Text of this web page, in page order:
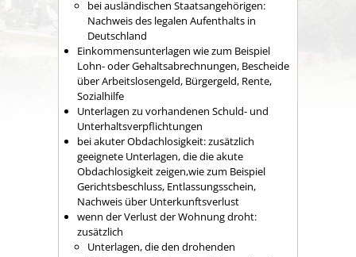
bei ausländischen Staatsangehörigen:
Nachweis des legalen Aufenthalts in
Deutschland
Einkommensunterlagen wie zum Beispiel
Lohn- oder Gehaltsabrechnungen, Bescheide
über Arbeitslosengeld, Bürgergeld, Rente,
Sozialhilfe
Unterlagen zu vorhandenen Schuld- und
Unterhaltsverpflichtungen
bei akuter Obdachlosigkeit: zusätzlich
geeignete Unterlagen, die die akute
Obdachlosigkeit zeigen,wie zum Beispiel
Gerichtsbeschluss, Entlassungsschein,
Nachweis über Unterkunftsverlust
wenn der Verlust der Wohnung droht:
zusätzlich
Unterlagen, die den drohenden